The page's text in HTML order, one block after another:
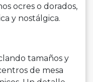
ocres o dorados,
y nostálgica.
tamaños y
de mesa